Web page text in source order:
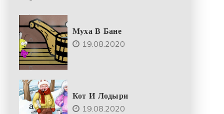
Муха В Бане
19.08.2020
Кот И Лодыри
19.08.2020
.
2
0
2
5
К
а